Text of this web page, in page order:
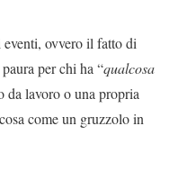
eventi, ovvero il fatto di
per chi ha “qualcosa
da lavoro o una propria
come un gruzzolo in